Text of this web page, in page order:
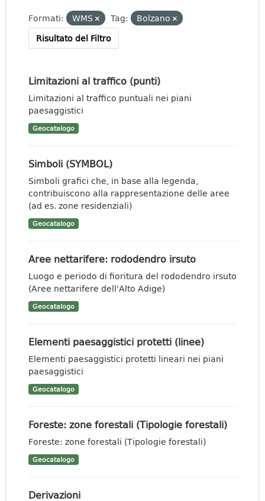
Formati: WMS Tag:
Bolzano
Risultato del Filtro
Limitazioni al traffico (punti)
Limitazioni al traffico puntuali nei piani
paesaggistici
Geocatalogo
Simboli (SYMBOL)
Simboli grafici che, in base alla legenda,
contribuiscono alla rappresentazione delle aree
(ad es. zone residenziali)
Geocatalogo
Aree nettarifere: rododendro irsuto
Luogo e periodo di fioritura del rododendro irsuto
(Aree nettarifere dell'Alto Adige)
Geocatalogo
Elementi paesaggistici protetti (linee)
Elementi paesaggistici protetti lineari nei piani
paesaggistici
Geocatalogo
Foreste: zone forestali (Tipologie forestali)
Foreste: zone forestali (Tipologie forestali)
Geocatalogo
Derivazioni